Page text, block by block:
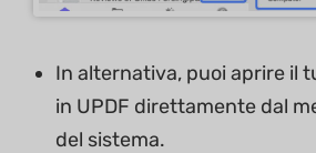
In alternativa, puoi aprire il
in UPDF direttamente dal
del sistema.